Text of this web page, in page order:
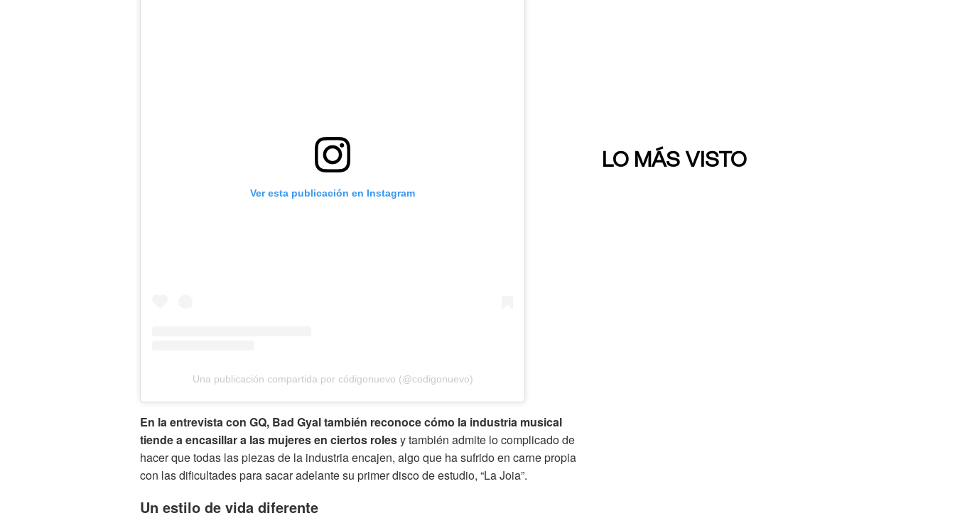
Ver esta publicación en Instagram
Una publicación compartida por códigonuevo (@codigonuevo)
En la entrevista con GQ, Bad Gyal también reconoce cómo la industria musical
tiende a encasillar a las mujeres en ciertos rolesy también admite lo complicado de
hacer que todas las piezas de la industria encajen, algo que ha sufrido en carne propia
con las dificultades para sacar adelante su primer disco de estudio, “La Joia”.
Un estilo de vida diferente
LO MÁS VISTO